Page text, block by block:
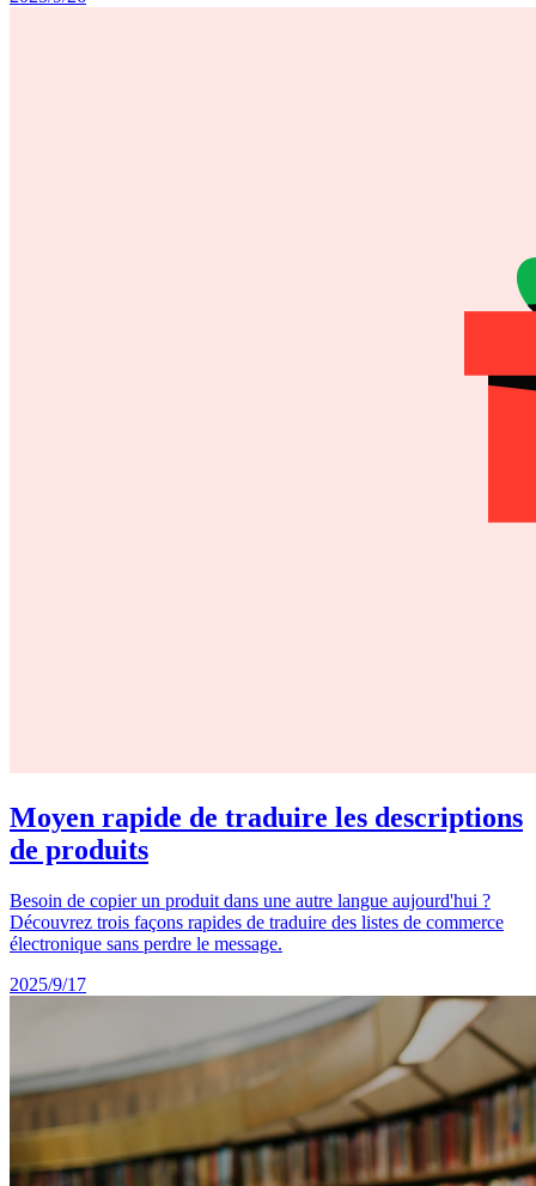
Moyen rapide de traduire les descriptions
de produits
Besoin de copier un produit dans une autre langue aujourd'hui ?
Découvrez trois façons rapides de traduire des listes de commerce
électronique sans perdre le message.
2025/9/17